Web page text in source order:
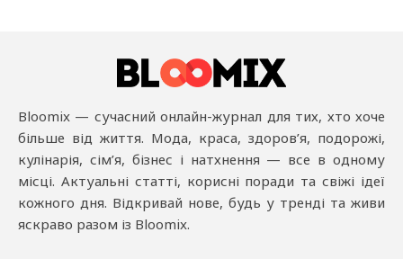
Bloomix — сучасний онлайн-журнал для тих, хто хоче
більше від життя. Мода, краса, здоров’я, подорожі,
кулінарія, сім’я, бізнес і натхнення — все в одному
місці. Актуальні статті, корисні поради та свіжі ідеї
кожного дня. Відкривай нове, будь у тренді та живи
яскраво разом із Bloomix.